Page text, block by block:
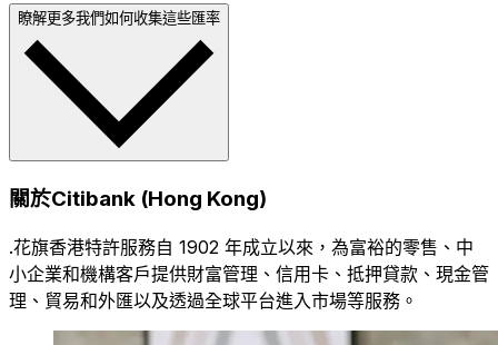
瞭解更多我們如何收集這些匯率
關於Citibank (Hong Kong)
.花旗香港特許服務自 1902 年成立以來，為富裕的零售、中
小企業和機構客戶提供財富管理、信用卡、抵押貸款、現金管
理、貿易和外匯以及透過全球平台進入市場等服務。